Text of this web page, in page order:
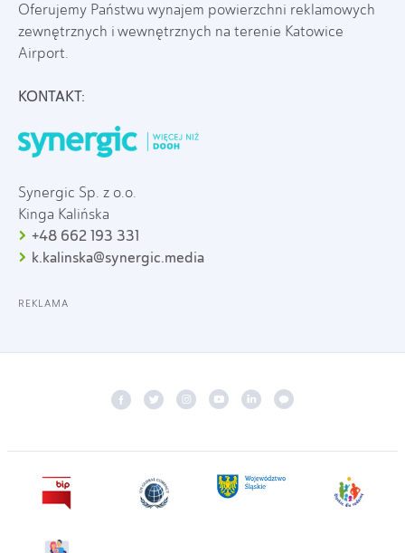
Oferujemy Państwu wynajem powierzchni reklamowych
zewnętrznych i wewnętrznych na terenie Katowice
Airport.
KONTAKT:
Synergic Sp. z o.o.
Kinga Kalińska
+48 662 193 331
k.kalinska@synergic.media
REKLAMA